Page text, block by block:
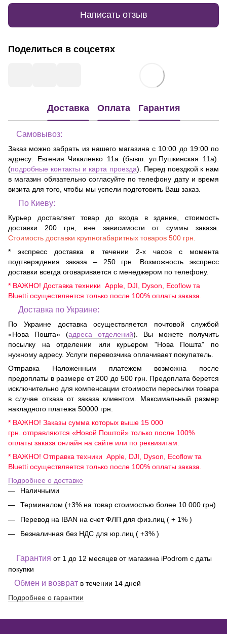
Написать отзыв
Поделиться в соцсетях
Доставка Оплата Гарантия
Самовывоз:
Заказ можно забрать из нашего магазина с 10:00 до 19:00 по
адресу: Евгения Чикаленко 11а (бывш. ул.Пушкинская 11а)
(подробные контакты и карта проезда). Перед поездкой к нам
в магазин обязательно согласуйте по телефону дату и время
визита для того, чтобы мы успели подготовить Ваш заказ.
По Киеву:
Курьер доставляет товар до входа в здание, стоимость
доставки 200 грн, вне зависимости от суммы заказа.
Стоимость доставки крупногабаритных товаров 500 грн.
* экспресс доставка в течении 2-х часов с момента
подтверждения заказа – 250 грн. Возможность экспресс
доставки всегда оговаривается с менеджером по телефону.
* ВАЖНО! Доставка техники Apple, DJI, Dyson, Ecoflow та
Bluetti осуществляется только после 100% оплаты заказа.
Доставка по Украине:
По Украине доставка осуществляется почтовой службой
«Нова Пошта» (адреса отделений). Вы можете получить
посылку на отделении или курьером "Нова Пошта" по
нужному адресу. Услуги перевозчика оплачивает покупатель.
Отправка Наложенным платежем возможна после
предоплаты в размере от 200 до 500 грн. Предоплата берется
исключительно для компенсации стоимости пересылки товара
в случае отказа от заказа клиентом. Максимальный размер
накладного платежа 50000 грн.
* ВАЖНО! Заказы сумма которых выше 15 000
грн. отправляются «Новой Поштой» только после 100%
оплаты заказа онлайн на сайте или по реквизитам.
* ВАЖНО! Отправка техники Apple, DJI, Dyson, Ecoflow та
Bluetti осуществляется только после 100% оплаты заказа.
Подробнее о доставке
Наличными
Терминалом (+3% на товар стоимостью более 10 000 грн)
Перевод на IBAN на счет ФЛП для физ.лиц ( + 1% )
Безналичная без НДС для юр.лиц ( +3% )
Гарантия от 1 до 12 месяцев от магазина iPodrom с даты
покупки
Обмен и возврат в течении 14 дней
Подробнее о гарантии